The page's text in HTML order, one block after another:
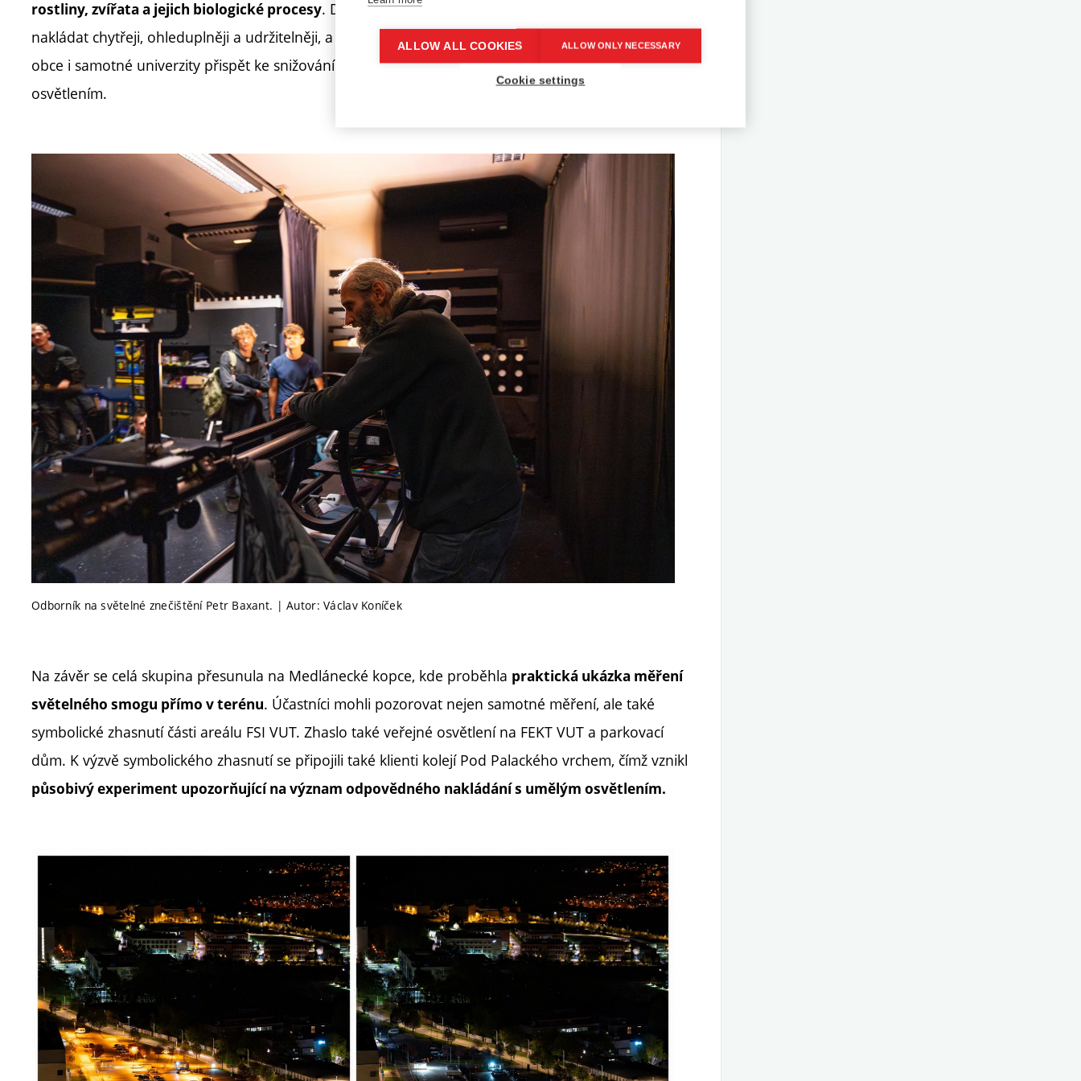
rostliny, zvířata a jejich biologické procesy. Debatovalo se o tom,
nakládat chytřeji, ohleduplněji a udržitelněji, a v
elkým tématem byla také otázka, jak mohou města,
obce i samotné univerzity přispět ke snižování světelného smogu vhodně navrženým veřejným
osvětlením.
Odborník na světelné znečištění Petr Baxant. | Autor: Václav Koníček
Na závěr se celá skupina přesunula na Medlánecké kopce, kde proběhla praktická ukázka měření
světelného smogu přímo v terénu. Účastníci mohli pozorovat nejen samotné měření, ale také
symbolické zhasnutí části areálu FSI VUT. Zhaslo také veřejné osvětlení na FEKT VUT a parkovací
dům. K výzvě symbolického zhasnutí se připojili také klienti kolejí Pod Palackého vrchem, čímž vznikl
působivý experiment upozorňující na význam odpovědného nakládání s umělým osvětlením.
ALLOW ALL COOKIES ALLOW ONLY NECESSARY
Cookie settings